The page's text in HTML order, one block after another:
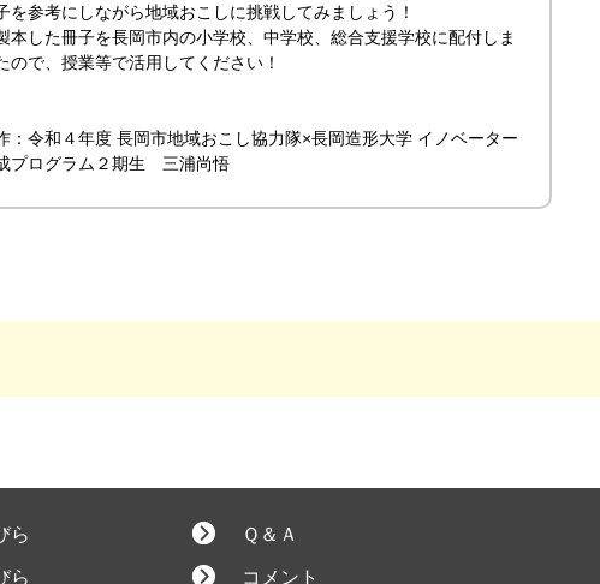
を参考にしながら地域おこしに挑戦してみましょう！
本した冊子を長岡市内の小学校、中学校、総合支援学校に配付しま
ので、授業等で活用してください！
：令和４年度 長岡市地域おこし協力隊×長岡造形大学 イノベーター
プログラム２期生 三浦尚悟
ら
ら
Ｑ＆Ａ
コメント